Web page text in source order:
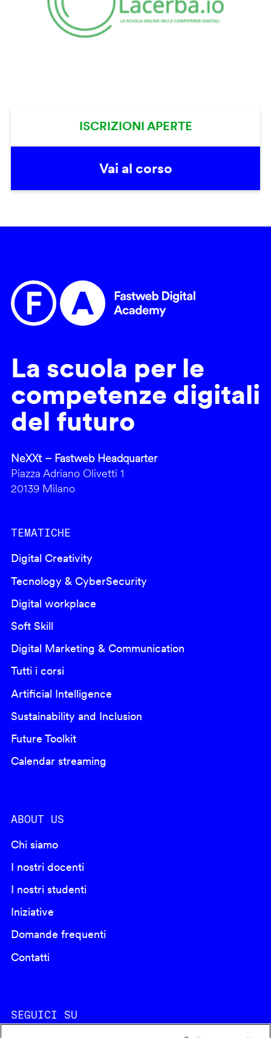
ISCRIZIONI APERTE
Vai al corso
La scuola per le
competenze digitali
del futuro
NeXXt – Fastweb Headquarter
Piazza Adriano Olivetti 1
20139 Milano
TEMATICHE
Digital Creativity
Tecnology & CyberSecurity
Digital workplace
Soft Skill
Digital Marketing & Communication
Tutti i corsi
Artificial Intelligence
Sustainability and Inclusion
Future Toolkit
Calendar streaming
ABOUT US
Chi siamo
I nostri docenti
I nostri studenti
Iniziative
Domande frequenti
Contatti
SEGUICI SU